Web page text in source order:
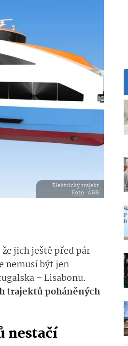
Elektrický trajekt
Foto: ABB
jich ještě před pár
nemusí být jen
– Lisabonu.
trajektů poháněných
nestačí